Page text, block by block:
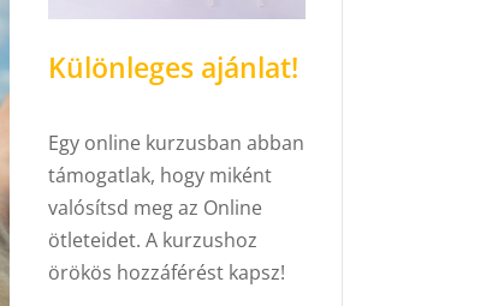
Különleges ajánlat!
Egy online kurzusban abban
támogatlak, hogy miként
valósítsd meg az Online
ötleteidet. A kurzushoz
örökös hozzáférést kapsz!